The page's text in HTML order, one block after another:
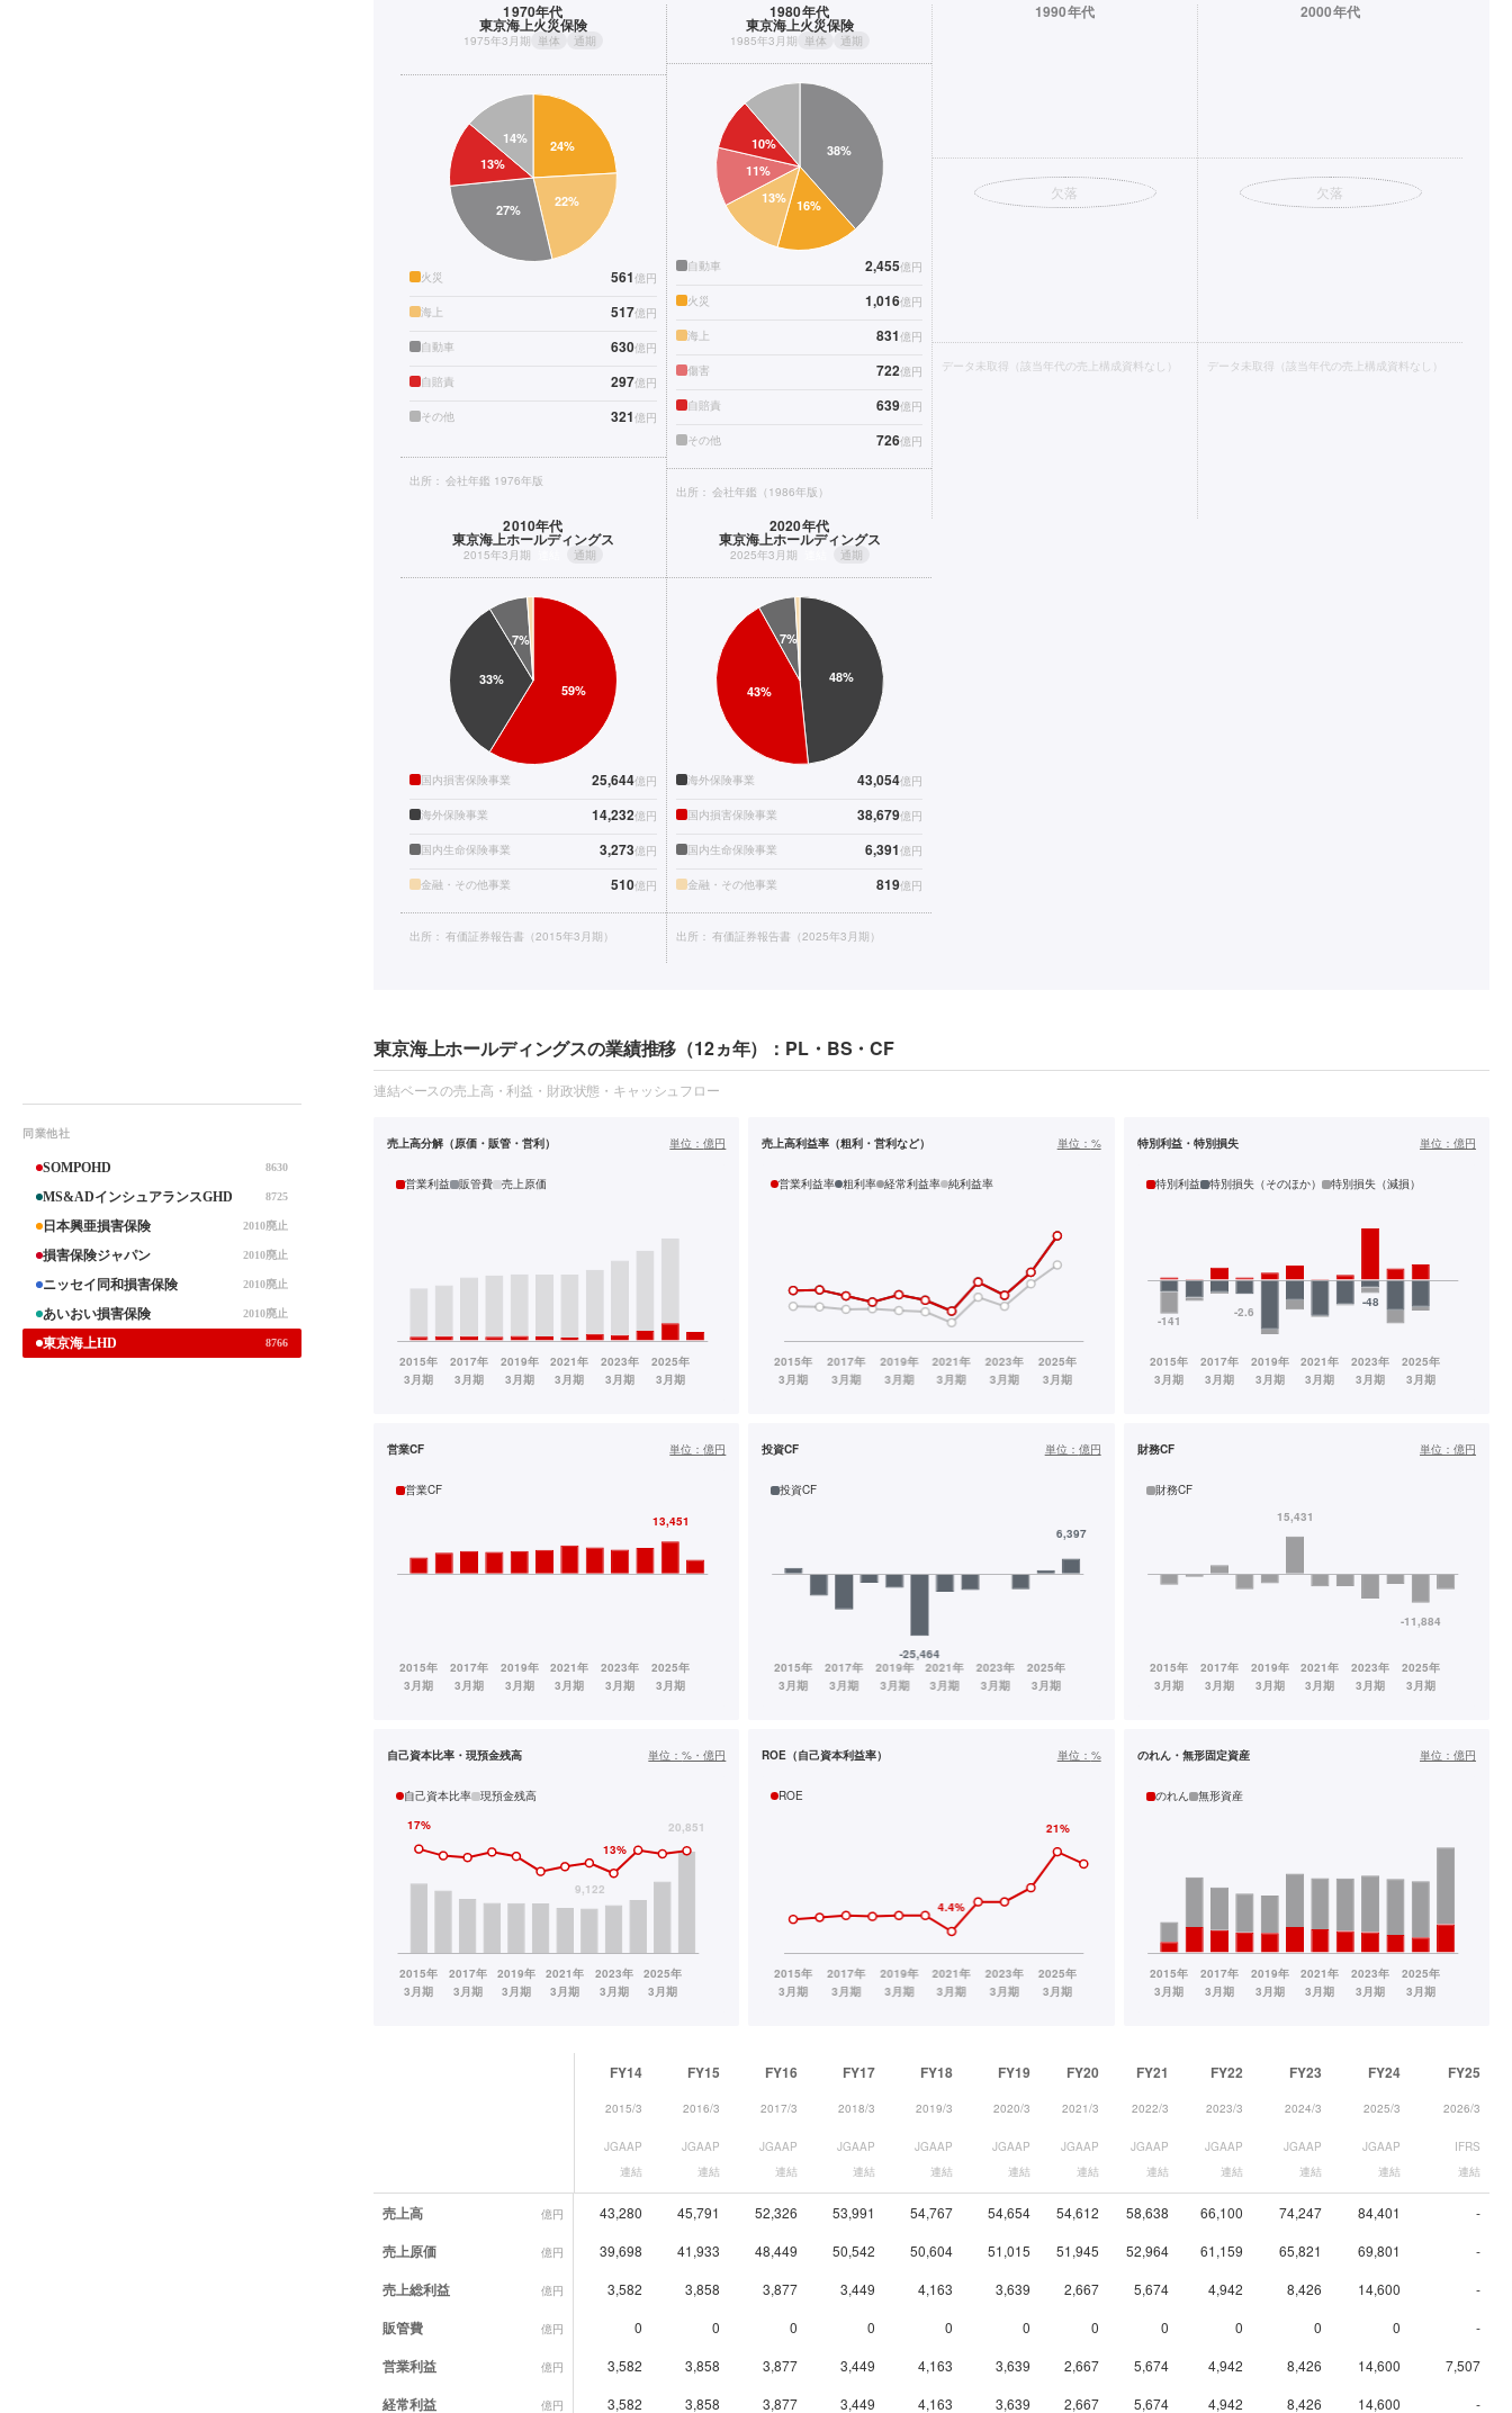
同業他社
SOMPOHD 8630
MS&ADインシュアランスGHD 8725
日本興亜損害保険 2010廃止
損害保険ジャパン 2010廃止
ニッセイ同和損害保険 2010廃止
あいおい損害保険 2010廃止
東京海上HD 8766
1970年代
東京海上火災保険
1975年3月期 単体 通期
火災 561億円
海上 517億円
自動車 630億円
自賠責 297億円
その他 321億円
出所： 会社年鑑 1976年版
1980年代
東京海上火災保険
1985年3月期 単体 通期
自動車 2,455億円
火災 1,016億円
海上 831億円
傷害 722億円
自賠責 639億円
その他 726億円
出所： 会社年鑑（1986年版）
1990年代
欠落
データ未取得（該当年代の売上構成資料なし）
2000年代
欠落
データ未取得（該当年代の売上構成資料なし）
2010年代
東京海上ホールディングス
2015年3月期 通期
国内損害保険事業 25,644億円
海外保険事業 14,232億円
国内生命保険事業 3,273億円
金融・その他事業 510億円
出所： 有価証券報告書（2015年3月期）
2020年代
東京海上ホールディングス
2025年3月期 通期
海外保険事業 43,054億円
国内損害保険事業 38,679億円
国内生命保険事業 6,391億円
金融・その他事業 819億円
出所： 有価証券報告書（2025年3月期）
東京海上ホールディングスの業績推移（12ヵ年）：PL・BS・CF
連結ベースの売上高・利益・財政状態・キャッシュフロー
売上高分解（原価・販管・営利） 単位：億円
営業利益 販管費 売上原価
売上高利益率（粗利・営利など） 単位： %
営業利益率 粗利率 経常利益率 純利益率
特別利益・特別損失 単位： 億円
特別利益 特別損失（そのほか） 特別損失（減損）
営業CF 単位：億円
営業CF
投資CF 単位： 億円
投資CF
財務CF 単位： 億円
財務CF
自己資本比率・現預金残高 単位：%・億円
自己資本比率 現預金残高
ROE（自己資本利益率） 単位： %
ROE
のれん・無形固定資産 単位： 億円
のれん 無形資産
業績データ一覧
FY14 FY15 FY16 FY17 FY18 FY19 FY20 FY21 FY22 FY23 FY24 FY25
2015/3 2016/3 2017/3 2018/3 2019/3 2020/3 2021/3 2022/3 2023/3 2024/3 2025/3 2026/3
JGAAP
連結
JGAAP
連結
JGAAP
連結
JGAAP
連結
JGAAP
連結
JGAAP
連結
JGAAP
連結
JGAAP
連結
JGAAP
連結
JGAAP
連結
JGAAP
連結
IFRS
連結
売上高 億円 43,280 45,791 52,326 53,991 54,767 54,654 54,612 58,638 66,100 74,247 84,401 -
売上原価 億円 39,698 41,933 48,449 50,542 50,604 51,015 51,945 52,964 61,159 65,821 69,801 -
売上総利益 億円 3,582 3,858 3,877 3,449 4,163 3,639 2,667 5,674 4,942 8,426 14,600 -
販管費 億円 0 0 0 0 0 0 0 0 0 0 0 -
営業利益 億円 3,582 3,858 3,877 3,449 4,163 3,639 2,667 5,674 4,942 8,426 14,600 7,507
経常利益 億円 3,582 3,858 3,877 3,449 4,163 3,639 2,667 5,674 4,942 8,426 14,600 -